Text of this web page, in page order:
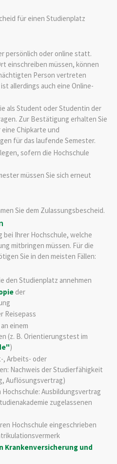
für einen Studienplatz
persönlich oder online statt.
einschreiben müssen, können
Person vertreten
allerdings auch eine Online-
als Student oder Studentin der
Zur Bestätigung erhalten Sie
Chipkarte und
für das laufende Semester.
sofern die Hochschule
müssen Sie sich erneut
Sie dem Zulassungsbescheid.
bei Ihrer Hochschule, welche
mitbringen müssen. Für die
Sie in den meisten Fällen:
den Studienplatz annehmen
der
Reisepass
einem
(z. B. Orientierungstest im
)
, Arbeits- oder
Nachweis der Studierfähigkeit
Auflösungsvertrag)
Ausbildungsvertrag
zugelassenen
Hochschule eingeschrieben
Krankenversicherung und